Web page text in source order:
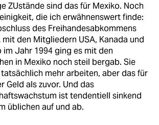
ZUstände sind das für Mexiko. Noch
die ich erwähnenswert finde:
des Freihandesabkommens
mit den Mitgliedern USA, Kanada und
im Jahr 1994 ging es mit den
in Mexiko noch steil bergab. Sie
mehr arbeiten, aber das für
Geld als zuvor. Und das
ist tendentiell sinkend
üblichen auf und ab.